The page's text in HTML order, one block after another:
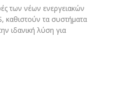
των νέων ενεργειακών
καθιστούν τα συστήματα
ιδανική λύση για